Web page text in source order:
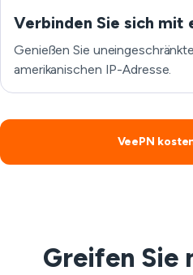
Verbinden Sie sich mit
Genießen Sie
amerikanischen IP-Adresse.
VeePN
Greifen Sie